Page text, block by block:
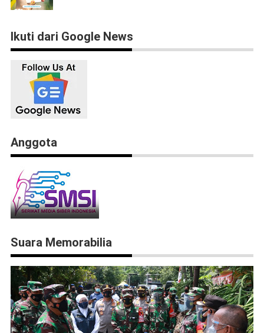
Ikuti dari Google News
Anggota
Suara Memorabilia